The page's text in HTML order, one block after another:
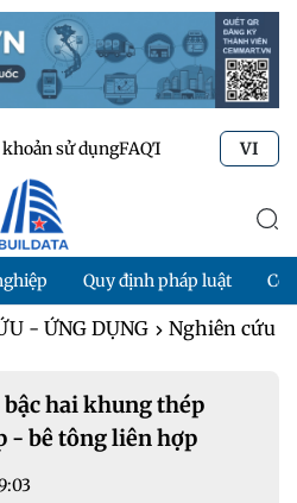
sử dụngFAQTư vấn kỹ thuật
VI
Quy định pháp luật
- ỨNG DỤNG Nghiên cứu
hai khung thép
- bê tông liên hợp